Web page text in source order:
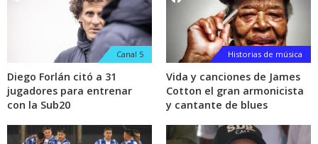
Canal 5
Diego Forlán citó a 31
jugadores para entrenar
con la Sub20
Historias de música
Vida y canciones de James
Cotton el gran armonicista
y cantante de blues